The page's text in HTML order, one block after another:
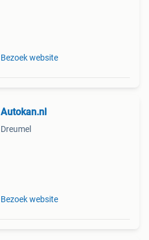
Bezoek website
Autokan.nl
Dreumel
Bezoek website